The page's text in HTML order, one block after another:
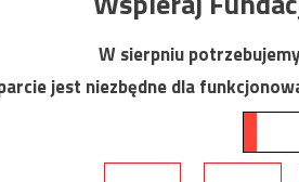
W sierpniu
jest niezbędne dla